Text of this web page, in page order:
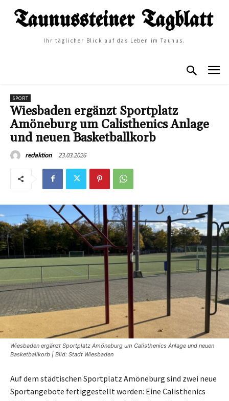
Ihr täglicher Blick auf das Leben im Taunus.
SPORT
Wiesbaden ergänzt Sportplatz
Amöneburg um Calisthenics Anlage
und neuen Basketballkorb
redaktion 23.03.2026
Wiesbaden ergänzt Sportplatz Amöneburg um Calisthenics Anlage und neuen
Basketballkorb | Bild: Stadt Wiesbaden
Auf dem städtischen Sportplatz Amöneburg sind zwei neue
Sportangebote fertiggestellt worden: Eine Calisthenics